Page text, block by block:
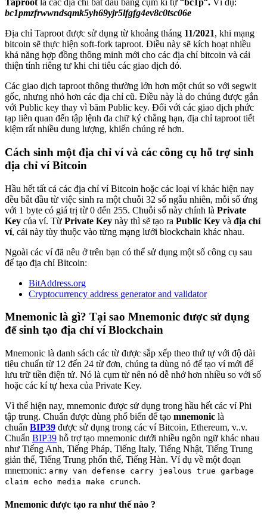
Taproot là các địa chỉ bắt đầu bằng cụm kí tự “bc1p“. Ví dụ:
bc1pmzfrwwndsqmk5yh69yjr5lfgfg4ev8c0tsc06e
Địa chỉ Taproot được sử dụng từ khoảng tháng 11/2021, khi mạng
bitcoin sẽ thực hiện soft-fork taproot. Điều này sẽ kích hoạt nhiều
khả năng hợp đồng thông minh mới cho các địa chỉ bitcoin và cải
thiện tính riêng tư khi chi tiêu các giao dịch đó.
Các giao dịch taproot thông thường lớn hơn một chút so với segwit
gốc, nhưng nhỏ hơn các địa chỉ cũ. Điều này là do chúng được gắn
với Public key thay vì băm Public key. Đối với các giao dịch phức
tạp liên quan đến tập lệnh đa chữ ký chẳng hạn, địa chỉ taproot tiết
kiệm rất nhiều dung lượng, khiến chúng rẻ hơn.
Cách sinh một địa chỉ ví và các công cụ hỗ trợ sinh
địa chỉ ví Bitcoin
Hầu hết tất cả các địa chỉ ví Bitcoin hoặc các loại ví khác hiện nay
đều bắt đầu từ việc sinh ra một chuỗi 32 số ngẫu nhiên, mỗi số ứng
với 1 byte có giá trị từ 0 đến 255. Chuỗi số này chính là Private
Key của ví. Từ Private Key này thì sẽ tạo ra Public Key và địa chỉ
ví, cái này tùy thuộc vào từng mạng lưới blockchain khác nhau.
Ngoài các ví đã nêu ở trên bạn có thể sử dụng một số công cụ sau
để tạo địa chỉ Bitcoin:
BitAddress.org
Cryptocurrency address generator and validator
Mnemonic là gì? Tại sao Mnemonic được sử dụng
để sinh tạo địa chỉ ví Blockchain
Mnemonic là danh sách các từ được sắp xếp theo thứ tự với độ dài
tiêu chuẩn từ 12 đến 24 từ đơn, chúng ta dùng nó để tạo ví mới để
lưu trữ tiền điện tử. Nó là cụm từ nên nó dễ nhớ hơn nhiều so với số
hoặc các kí tự hexa của Private Key.
Vì thế hiện nay, mnemonic được sử dụng trong hầu hết các ví Phi
tập trung. Chuẩn được dùng phổ biến để tạo mnemonic là
chuẩn BIP39 được sử dụng trong các ví Bitcoin, Ethereum, v..v.
Chuẩn BIP39 hỗ trợ tạo mnemonic dưới nhiều ngôn ngữ khác nhau
như Tiếng Anh, Tiếng Pháp, Tiếng Italy, Tiếng Nhật, Tiếng Trung
giản thể, Tiếng Trung phổn thể, Tiếng Hàn. Ví dụ về một đoạn
mnemonic: army van defense carry jealous true garbage
claim echo media make crunch.
Mnemonic được tạo ra như thế nào ?